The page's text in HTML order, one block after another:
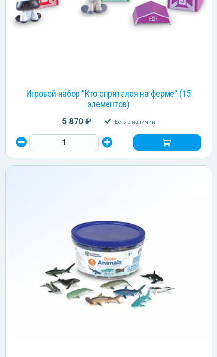
Игровой набор "Кто спрятался на ферме" (15
элементов)
5 870 ₽ Есть в наличии